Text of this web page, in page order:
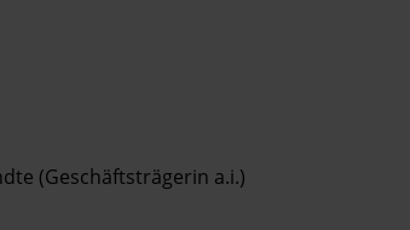
(Geschäftsträgerin a.i.)